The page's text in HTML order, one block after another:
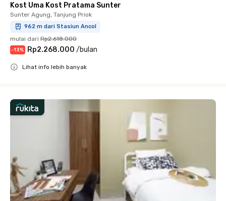
Kost Uma Kost Pratama Sunter
Sunter Agung, Tanjung Priok
962 m dari Stasiun Ancol
mulai dari Rp2.618.000
-13% Rp2.268.000 /bulan
Lihat info lebih banyak